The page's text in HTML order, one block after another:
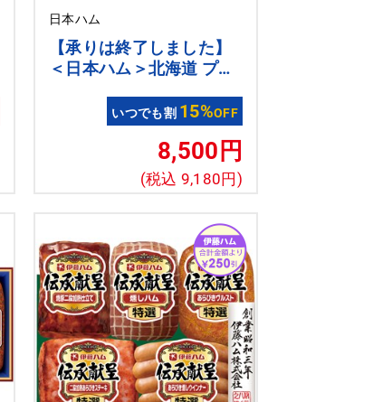
日本ハム
【承りは終了しました】
＜日本ハム＞北海道 プレ
いつでも割 15%OFF
8,500円
(税込 9,180円)